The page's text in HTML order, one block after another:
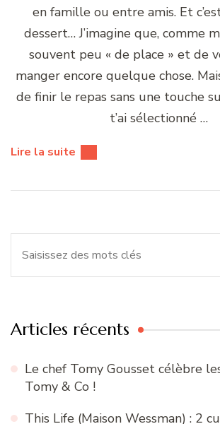
en famille ou entre amis. Et
dessert… J’imagine que, comme
souvent peu « de place » et de
manger encore quelque chose.
de finir le repas sans une touche
t’ai sélectionné …
Lire la suite
Articles récents
Le chef Tomy Gousset célèbre
Tomy & Co !
This Life (Maison Wessman) : 2